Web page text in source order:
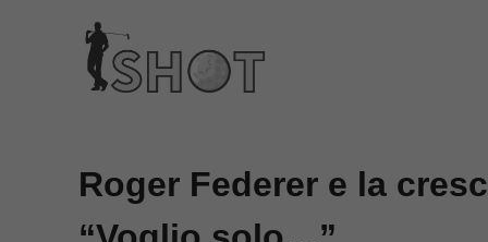
contenuto
Roger Federer e la